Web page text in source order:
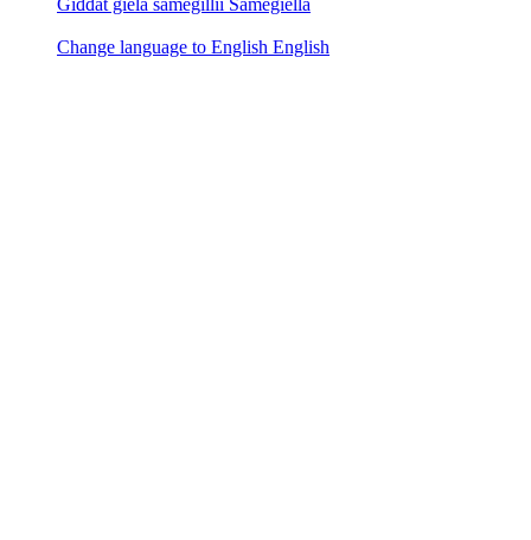
Change language to English English